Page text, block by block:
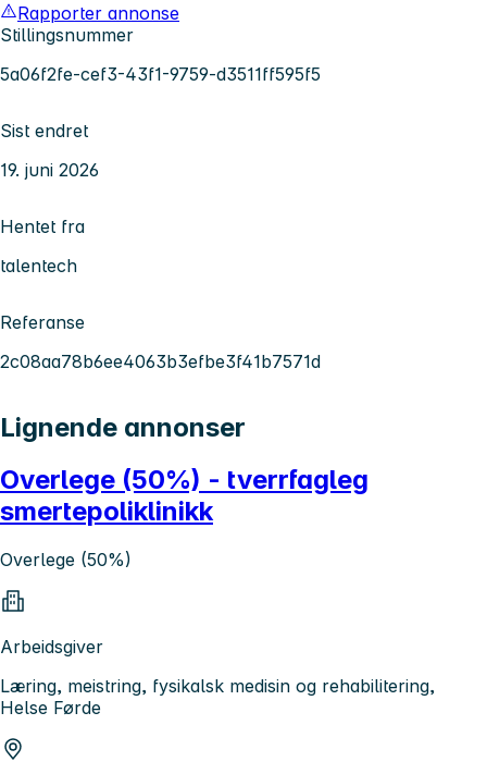
Rapporter annonse
Stillingsnummer
5a06f2fe-cef3-43f1-9759-d3511ff595f5
Sist endret
19. juni 2026
Hentet fra
talentech
Referanse
2c08aa78b6ee4063b3efbe3f41b7571d
Lignende annonser
Overlege (50%) - tverrfagleg
smertepoliklinikk
Overlege (50%)
Arbeidsgiver
Læring, meistring, fysikalsk medisin og rehabilitering,
Helse Førde